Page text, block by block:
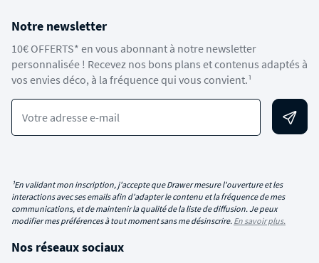
Notre newsletter
10€ OFFERTS* en vous abonnant à notre newsletter
personnalisée ! Recevez nos bons plans et contenus adaptés à
vos envies déco, à la fréquence qui vous convient.¹
Votre adresse e-mail
¹En validant mon inscription, j'accepte que Drawer mesure l'ouverture et les
interactions avec ses emails afin d'adapter le contenu et la fréquence de mes
communications, et de maintenir la qualité de la liste de diffusion. Je peux
modifier mes préférences à tout moment sans me désinscrire. En savoir plus.
Nos réseaux sociaux